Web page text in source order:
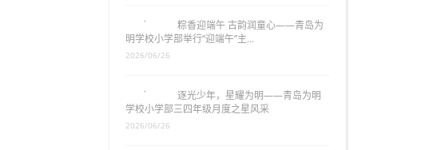
粽香迎端午 古韵润童心——青岛为
明学校小学部举行“迎端午”主…
2026/06/26
逐光少年，星耀为明——青岛为明
学校小学部三四年级月度之星风采
2026/06/26